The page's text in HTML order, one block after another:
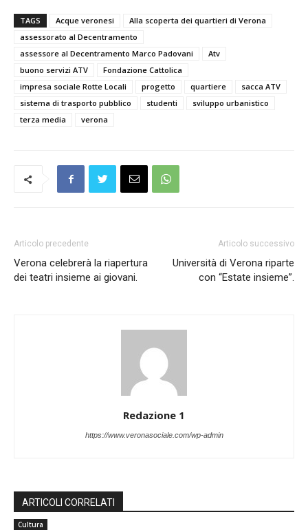
TAGS Acque veronesi
Alla scoperta dei quartieri di Verona
assessorato al Decentramento
assessore al Decentramento Marco Padovani
Atv
buono servizi ATV
Fondazione Cattolica
impresa sociale Rotte Locali
progetto quartiere
sacca ATV
sistema di trasporto pubblico
studenti
sviluppo urbanistico
terza media
verona
Articolo precedente
Verona celebrerà la riapertura
dei teatri insieme ai giovani.
Articolo successivo
Università di Verona riparte
con “Estate insieme”.
Redazione 1
https://www.veronasociale.com/wp-admin
ARTICOLI CORRELATI
Cultura